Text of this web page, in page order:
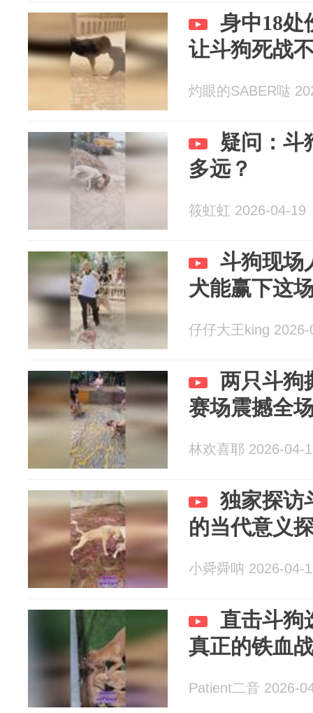
身中18处
让斗狗死战
灼眼的SABER哒
疑问：斗
多远？
筱虹虹 2026-04-19
斗狗现场
犬能赢下这
仔仔大王king 2026-
两只斗狗
赛场震撼全
林欢喜耶 2026-04-
独家探访
的当代意义
小舜舜呐 2026-04-
直击斗狗
真正的铁血
Patient二音 2026-